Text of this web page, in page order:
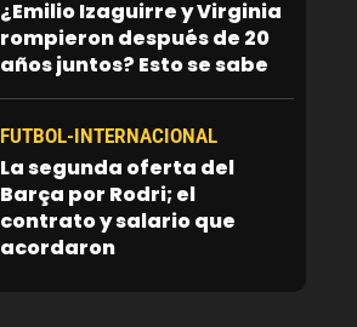
¿Emilio Izaguirre y Virginia
rompieron después de 20
años juntos? Esto se sabe
FUTBOL-INTERNACIONAL
La segunda oferta del
Barça por Rodri; el
contrato y salario que
acordaron